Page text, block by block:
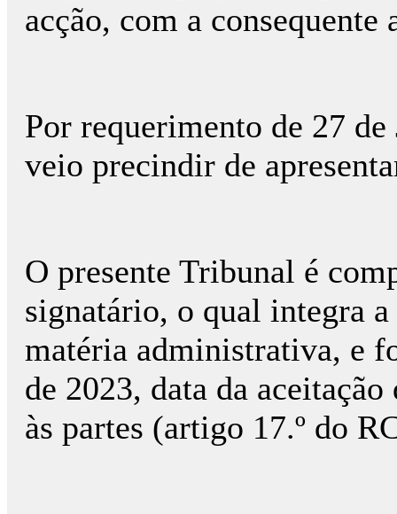
acção, com a
Por requerimento de 27
veio precindir de
O presente Tribunal é
signatário, o qual integra
matéria administrativa, e
de 2023, data da
às partes (artigo 17.º do